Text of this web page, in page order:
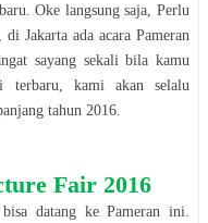
Oke langsung saja, Perlu
di Jakarta ada acara Pameran
sayang sekali bila kamu
terbaru, kami akan selalu
tahun 2016
Fair 2016
bisa datang kePameran
ini.